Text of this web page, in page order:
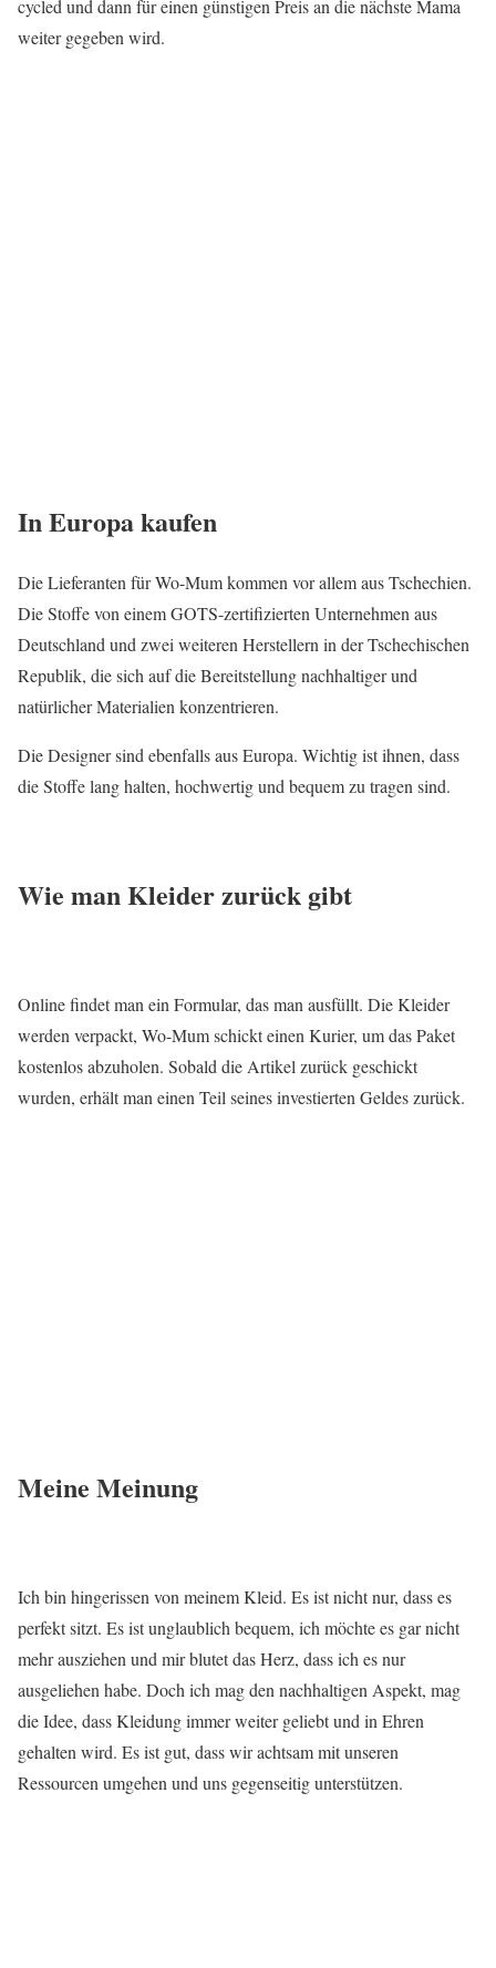
cycled und dann für einen günstigen Preis an die nächste Mama
weiter gegeben wird.
In Europa kaufen
Die Lieferanten für Wo-Mum kommen vor allem aus Tschechien.
Die Stoffe von einem GOTS-zertifizierten Unternehmen aus
Deutschland und zwei weiteren Herstellern in der Tschechischen
Republik, die sich auf die Bereitstellung nachhaltiger und
natürlicher Materialien konzentrieren.
Die Designer sind ebenfalls aus Europa. Wichtig ist ihnen, dass
die Stoffe lang halten, hochwertig und bequem zu tragen sind.
Wie man Kleider zurück gibt
Online findet man ein Formular, das man ausfüllt. Die Kleider
werden verpackt, Wo-Mum schickt einen Kurier, um das Paket
kostenlos abzuholen. Sobald die Artikel zurück geschickt
wurden, erhält man einen Teil seines investierten Geldes zurück.
Meine Meinung
Ich bin hingerissen von meinem Kleid. Es ist nicht nur, dass es
perfekt sitzt. Es ist unglaublich bequem, ich möchte es gar nicht
mehr ausziehen und mir blutet das Herz, dass ich es nur
ausgeliehen habe. Doch ich mag den nachhaltigen Aspekt, mag
die Idee, dass Kleidung immer weiter geliebt und in Ehren
gehalten wird. Es ist gut, dass wir achtsam mit unseren
Ressourcen umgehen und uns gegenseitig unterstützen.